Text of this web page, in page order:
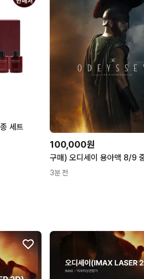
세트
100,000원
구매) 오디세이 용아맥 8/9
3분 전